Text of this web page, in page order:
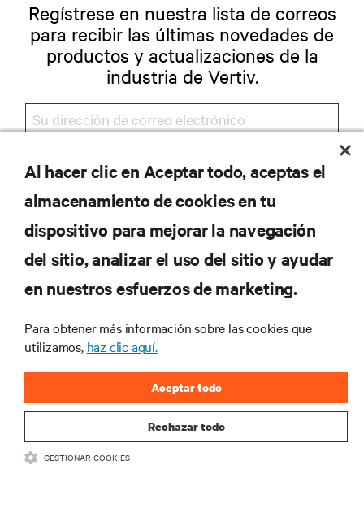
Regístrese en nuestra lista de correos
para recibir las últimas novedades de
productos y actualizaciones de la
industria de Vertiv.
REGISTRARSE
RECURSOS
CORPORATIVO
SÍGANOS
Al hacer clic en Aceptar todo, aceptas el
almacenamiento de cookies en tu
dispositivo para mejorar la navegación
del sitio, analizar el uso del sitio y ayudar
en nuestros esfuerzos de marketing.
Para obtener más información sobre las cookies que
utilizamos, haz clic aquí.
Rechazar todo
Aceptar todo
GESTIONAR COOKIES